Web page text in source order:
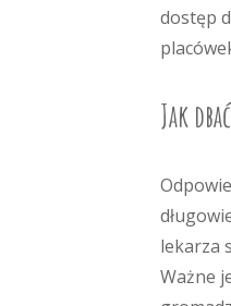
dostęp
Jak
lekarza
Ważne